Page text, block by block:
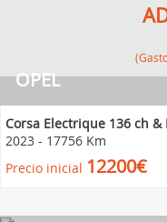
OPEL
Corsa Electrique 136 ch &
2023 - 17756 Km
Precio inicial 12200€